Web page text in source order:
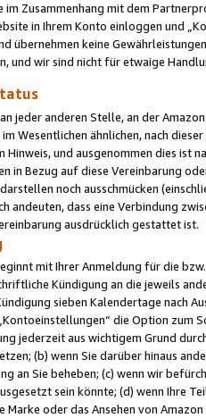
im Zusammenhang mit dem
in Ihrem Konto einloggen und
übernehmen keine
und wir sind nicht für etwaige
jeder anderen Stelle, an der
Wesentlichen ähnlichen, nach
Hinweis, und ausgenommen dies
in Bezug auf diese Vereinbarung
noch ausschmücken
andeuten, dass eine Verbindung
ausdrücklich gestattet ist.
mit Ihrer Anmeldung für die
Kündigung an die jeweils
sieben Kalendertage nach
die Option zum
jederzeit aus wichtigem Grund
(b) wenn Sie darüber hinaus
an Sie beheben; (c) wenn wir
sein könnte; (d) wenn Ihre
Marke oder das Ansehen von